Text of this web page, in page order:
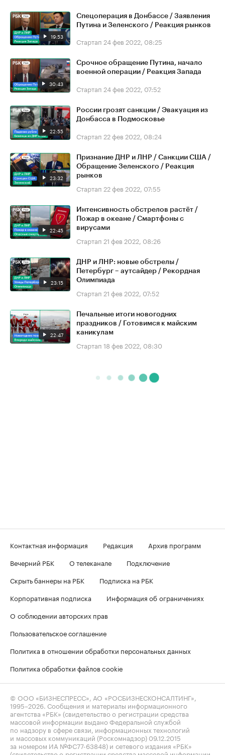
19:53
Спецоперация в Донбассе / Заявления
Путина и Зеленского / Реакция рынков
Стартап 24 фев 2022, 08:25
30:43
Срочное обращение Путина, начало
военной операции / Реакция Запада
Стартап 24 фев 2022, 07:52
22:55
России грозят санкции / Эвакуация из
Донбасса в Подмосковье
Стартап 22 фев 2022, 08:24
23:32
Признание ДНР и ЛНР / Санкции США /
Обращение Зеленского / Реакция
рынков
Стартап 22 фев 2022, 07:55
22:45
Интенсивность обстрелов растёт /
Пожар в океане / Смартфоны с
вирусами
Стартап 21 фев 2022, 08:26
23:15
ДНР и ЛНР: новые обстрелы /
Петербург – аутсайдер / Рекордная
Олимпиада
Стартап 21 фев 2022, 07:52
22:47
Печальные итоги новогодних
праздников / Готовимся к майским
каникулам
Стартап 18 фев 2022, 08:30
Контактная информация Редакция
Архив программ
Вечерний РБК
О телеканале
Подключение
Скрыть баннеры на РБК
Подписка на РБК
Корпоративная подписка
Информация об ограничениях
О соблюдении авторских прав
Пользовательское соглашение
Политика в отношении обработки персональных данных
Политика обработки файлов cookie
© ООО «БИЗНЕСПРЕСС», АО «РОСБИЗНЕСКОНСАЛТИНГ»,
1995–2026 . Сообщения и материалы информационного
агентства «РБК» (свидетельство о регистрации средства
массовой информации выдано Федеральной службой
по надзору в сфере связи, информационных технологий
и массовых коммуникаций (Роскомнадзор) 09.12.2015
за номером ИА №ФС77-63848) и сетевого издания «РБК»